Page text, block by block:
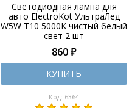
Светодиодная лампа для
авто ElectroKot УльтраЛед
W5W T10 5000K чистый белый
свет 2 шт
860 ₽
КУПИТЬ
Код: 6364